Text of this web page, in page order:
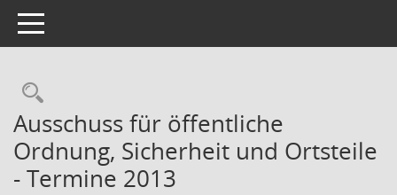
Toggle navigation
Rechercheauswahl
Ausschuss für öffentliche
Ordnung, Sicherheit und Ortsteile
- Termine 2013